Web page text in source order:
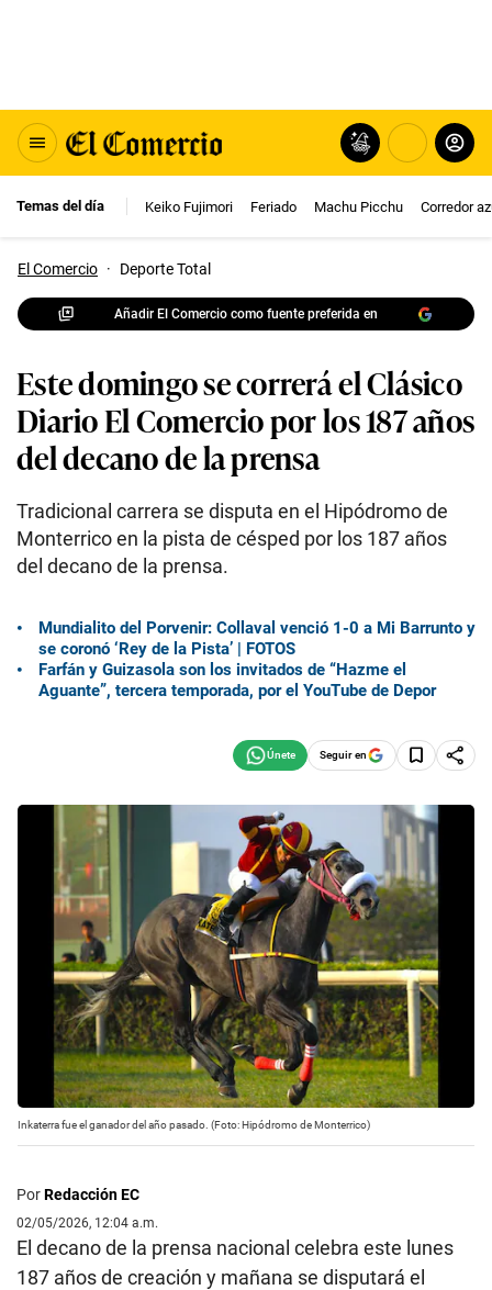
Temas del día Keiko Fujimori Feriado Machu Picchu Corredor
El Comercio · Deporte Total
Añadir El Comercio como fuente preferida en
Este domingo se correrá el Clásico
Diario El Comercio por los 187 años
del decano de la prensa
Tradicional carrera se disputa en el Hipódromo de
Monterrico en la pista de césped por los 187 años
del decano de la prensa.
Mundialito del Porvenir: Collaval venció 1-0 a Mi Barrunto y
se coronó ‘Rey de la Pista’ | FOTOS
Farfán y Guizasola son los invitados de “Hazme el
Aguante”, tercera temporada, por el YouTube de Depor
Seguir en
Inkaterra fue el ganador del año pasado. (Foto: Hipódromo de Monterrico)
PorRedacción EC
02/05/2026, 12:04 a.m.
El decano de la prensa nacional celebra este lunes
187 años de creación y mañana se disputará el